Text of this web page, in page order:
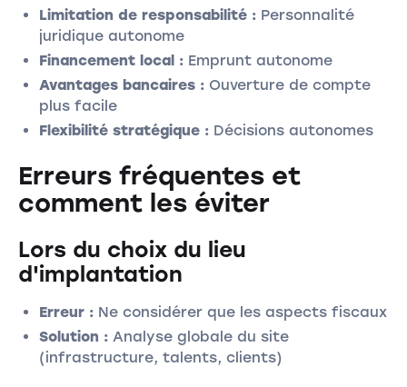
Limitation de responsabilité : Personnalité
juridique autonome
Financement local : Emprunt autonome
Avantages bancaires : Ouverture de compte
plus facile
Flexibilité stratégique : Décisions autonomes
Erreurs fréquentes et
comment les éviter
Lors du choix du lieu
d'implantation
Erreur : Ne considérer que les aspects fiscaux
Solution : Analyse globale du site
(infrastructure, talents, clients)